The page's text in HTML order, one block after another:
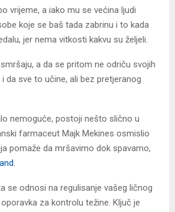
vrijeme, a iako mu se većina ljudi
koje se baš tada zabrinu i to kada
jer nema vitkosti kakvu su željeli.
a da se pritom ne odriču svojih
da sve to učine, ali bez pretjeranog
nemoguće, postoji nešto slično u
farmaceut Majk Mekines osmislio
pomaže da mršavimo dok spavamo,
se odnosi na regulisanje vašeg ličnog
za kontrolu težine. Ključ je